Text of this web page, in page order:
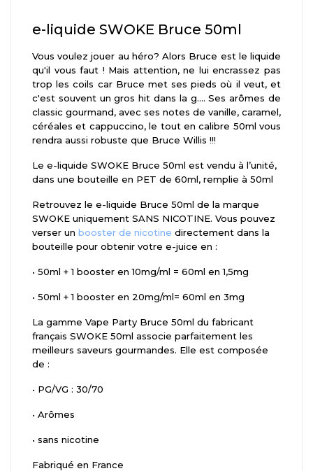
e-liquide SWOKE Bruce 50ml
Vous voulez jouer au héro? Alors Bruce est le liquide
qu'il vous faut ! Mais attention, ne lui encrassez pas
trop les coils car Bruce met ses pieds où il veut, et
c'est souvent un gros hit dans la g.... Ses arômes de
classic gourmand, avec ses notes de vanille, caramel,
céréales et cappuccino, le tout en calibre 50ml vous
rendra aussi robuste que Bruce Willis !!!
Le e-liquide SWOKE Bruce 50ml est vendu à l’unité,
dans une bouteille en PET de 60ml, remplie à 50ml
Retrouvez le e-liquide Bruce 50ml de la marque
SWOKE uniquement SANS NICOTINE. Vous pouvez
verser un booster de nicotine directement dans la
bouteille pour obtenir votre e-juice en :
• 50ml + 1 booster en 10mg/ml = 60ml en 1,5mg
• 50ml + 1 booster en 20mg/ml= 60ml en 3mg
La gamme Vape Party Bruce 50ml du fabricant
français SWOKE 50ml associe parfaitement les
meilleurs saveurs gourmandes. Elle est composée
de :
• PG/VG : 30/70
• Arômes
• sans nicotine
Fabriqué en France